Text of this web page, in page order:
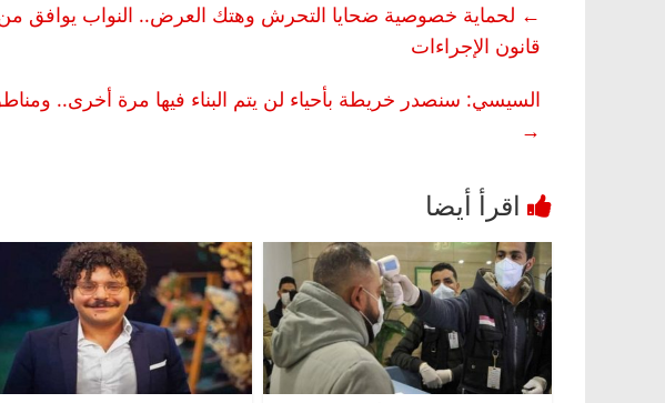
← لحماية خصوصية ضحايا التحرش وهتك العرض.. النواب يوافق
قانون الإجراءات
السيسي: سنصدر خريطة بأحياء لن يتم البناء فيها مرة أخرى..
→